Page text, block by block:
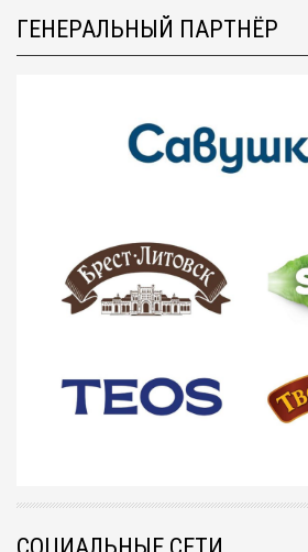
ГЕНЕРАЛЬНЫЙ ПАРТНЁР